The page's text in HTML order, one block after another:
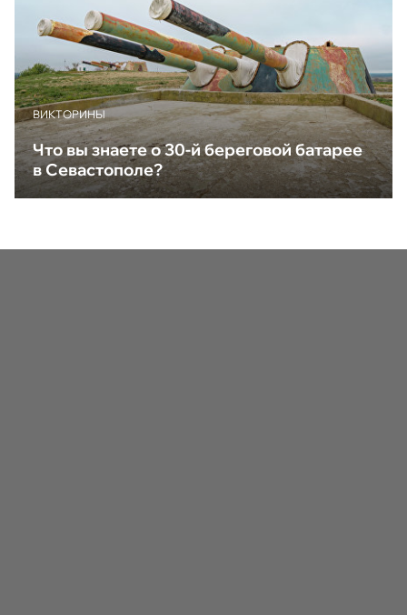
ВИКТОРИНЫ
Что вы знаете о 30-й береговой батарее
в Севастополе?